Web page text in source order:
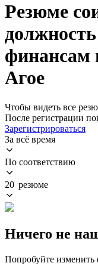
Резюме
финансам
Агое
Чтобы видеть все
После регистрации
Зарегистрироваться
За всё время
По соответствию
20 резюме
Ничего не
Попробуйте